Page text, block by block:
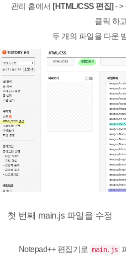
관리 홈에서 [HTML/CSS 편집] - >
클릭 하고
두 개의 파일을 다운
첫 번째 main.js 파일을 수정
Notepad++ 편집기로 main.js